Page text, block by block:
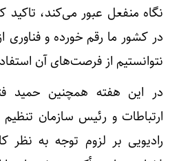
نگاه منفعل عبور می‌کند، تاکید
در کشور ما رقم خورده و فناوری
نتوانستیم از فرصت‌های آن
در این هفته همچنین حمید
ارتباطات و رئیس سازمان تنظیم
رادیویی بر لزوم توجه به نظر